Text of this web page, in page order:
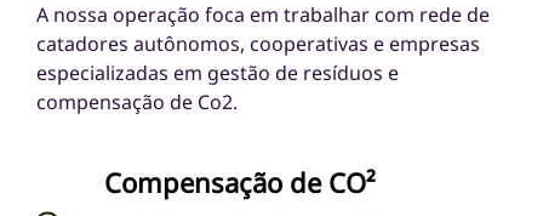
A nossa operação foca em trabalhar com rede de
catadores autônomos, cooperativas e empresas
especializadas em gestão de resíduos e
compensação de Co2.
Compensação de CO²​